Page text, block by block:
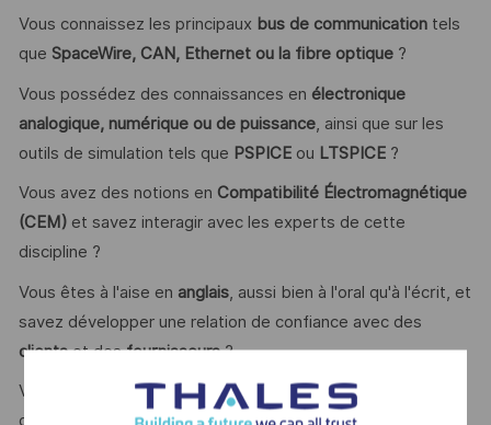
Vous connaissez les principaux bus de communicationtels
que SpaceWire, CAN, Ethernet ou la fibre optique?
Vous possédez des connaissances en électronique
analogique, numérique ou de puissance, ainsi que sur les
outils de simulation tels que PSPICEou LTSPICE?
Vous avez des notions en Compatibilité Électromagnétique
(CEM)et savez interagir avec les experts de cette
discipline ?
Vous êtes à l'aise en anglais, aussi bien à l'oral qu'à l'écrit, et
savez développer une relation de confiance avec des
clientset desfournisseurs?
Vous appréciez letravail en équipe
, faites preuve